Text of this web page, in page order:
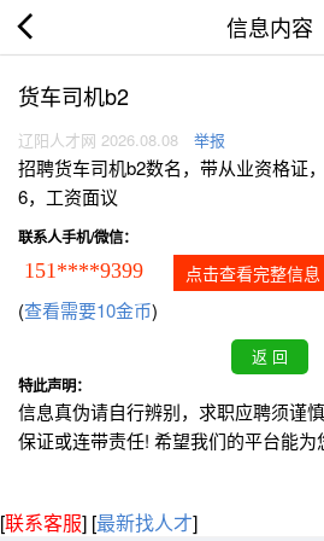
信息内容
货车司机b2
辽阳人才网 2026.08.08 举报
招聘货车司机b2数名，带从业资格证
6，工资面议
联系人手机/微信：
151****9399 点击查看完整信息
(查看需要10金币)
特此声明：
信息真伪请自行辨别，求职应聘须谨
保证或连带责任! 希望我们的平台能为
[联系客服] [最新找人才]